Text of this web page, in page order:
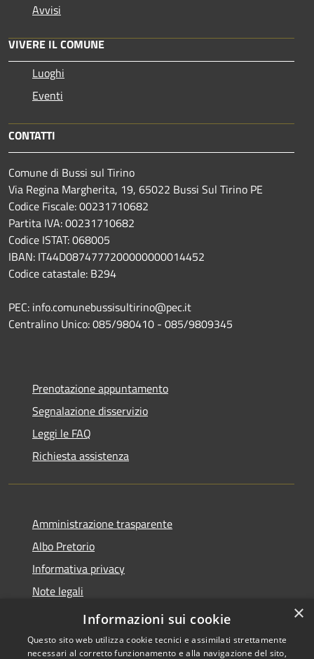
Avvisi
VIVERE IL COMUNE
Luoghi
Eventi
CONTATTI
Comune di Bussi sul Tirino
Via Regina Margherita, 19, 65022 Bussi Sul Tirino PE
Codice Fiscale: 00231710682
Partita IVA: 00231710682
Codice ISTAT: 068005
IBAN: IT44D0874777200000000014452
Codice catastale: B294
PEC: info.comunebussisultirino@pec.it
Centralino Unico: 085/980410 - 085/9809345
Prenotazione appuntamento
Segnalazione disservizio
Leggi le FAQ
Richiesta assistenza
Amministrazione trasparente
Albo Pretorio
Informativa privacy
Note legali
Dichiarazione di accessibilità
×
Informazioni sui cookie
Questo sito web utilizza cookie tecnici e assimilati strettamente
necessari al corretto funzionamento e alla navigazione del sito,